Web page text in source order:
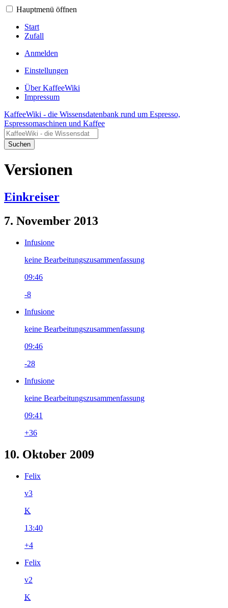
Hauptmenü öffnen
Start
Zufall
Anmelden
Einstellungen
Über KaffeeWiki
Impressum
KaffeeWiki - die Wissensdatenbank rund um Espresso,
Espressomaschinen und Kaffee
Suchen
Versionen
Einkreiser
7. November 2013
Infusione
keine Bearbeitungszusammenfassung
09:46
-8
Infusione
keine Bearbeitungszusammenfassung
09:46
-28
Infusione
keine Bearbeitungszusammenfassung
09:41
+36
10. Oktober 2009
Felix
v3
K
13:40
+4
Felix
v2
K